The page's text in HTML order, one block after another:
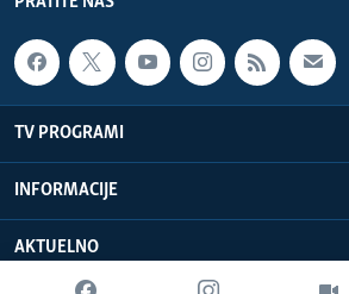
TV PROGRAMI
INFORMACIJE
AKTUELNO